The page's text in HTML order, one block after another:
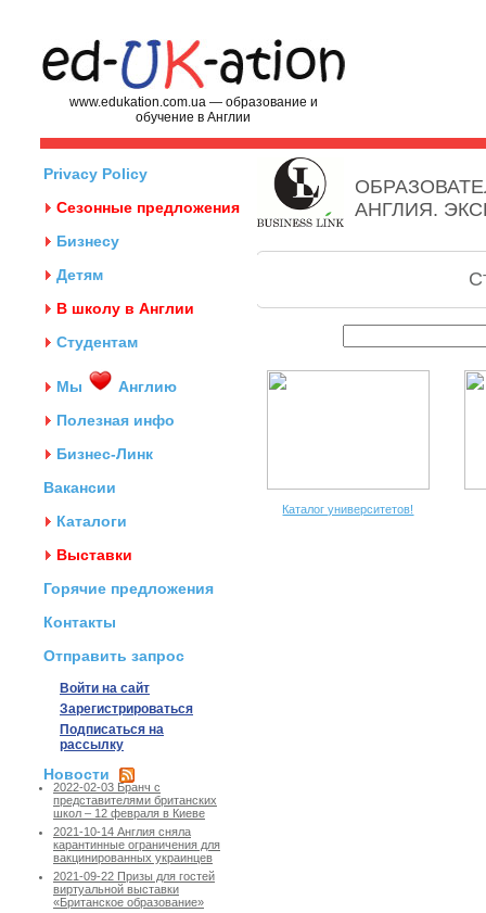
www.edukation.com.ua — образование и
обучение в Англии
Privacy Policy
Сезонные предложения
Бизнесу
Детям
В школу в Англии
Студентам
Мы
Англию
Полезная инфо
Бизнес-Линк
Вакансии
Каталоги
Выставки
Горячие предложения
Контакты
Отправить запрос
Войти на сайт
Зарегистрироваться
Подписаться на
рассылку
Новости
2022-02-03 Бранч с
представителями британских
школ – 12 февраля в Киеве
2021-10-14 Англия сняла
карантинные ограничения для
вакцинированных украинцев
2021-09-22 Призы для гостей
виртуальной выставки
«Британское образование»
АНГЛИЯ.
Каталог университетов!